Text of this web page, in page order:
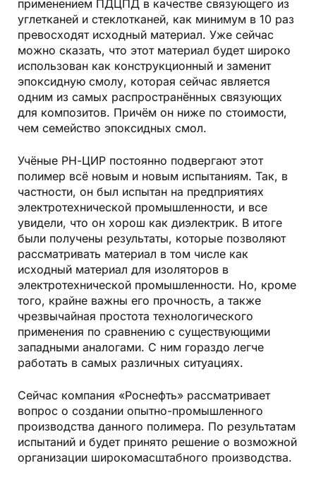
применением ПДЦПД в качестве связующего из
углетканей и стеклотканей, как минимум в 10 раз
превосходят исходный материал. Уже сейчас
можно сказать, что этот материал будет широко
использован как конструкционный и заменит
эпоксидную смолу, которая сейчас является
одним из самых распространённых связующих
для композитов. Причём он ниже по стоимости,
чем семейство эпоксидных смол.
Учёные РН-ЦИР постоянно подвергают этот
полимер всё новым и новым испытаниям. Так, в
частности, он был испытан на предприятиях
электротехнической промышленности, и все
увидели, что он хорош как диэлектрик. В итоге
были получены результаты, которые позволяют
рассматривать материал в том числе как
исходный материал для изоляторов в
электротехнической промышленности. Но, кроме
того, крайне важны его прочность, а также
чрезвычайная простота технологического
применения по сравнению с существующими
западными аналогами. С ним гораздо легче
работать в самых различных ситуациях.
Сейчас компания «Роснефть» рассматривает
вопрос о создании опытно-промышленного
производства данного полимера. По результатам
испытаний и будет принято решение о возможной
организации широкомасштабного производства.